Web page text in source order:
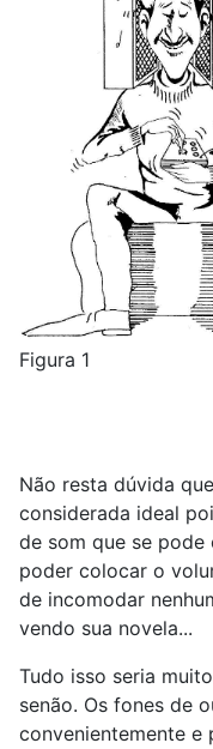
Figura 1
Não resta dúvida
considerada ideal
de som que se
poder colocar o
de incomodar
vendo sua novela...
Tudo isso seria
senão. Os fones de
convenientemente e